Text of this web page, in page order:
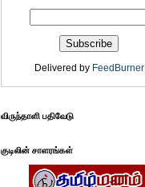
Delivered by FeedBurner
விருந்தாளி பதிவேடு
குடிலின் சாளரங்கள்